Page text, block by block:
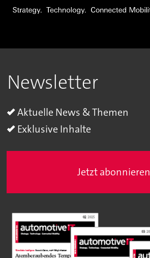
Newsletter
Aktuelle News & Themen
Exklusive Inhalte
Jetzt abonnieren